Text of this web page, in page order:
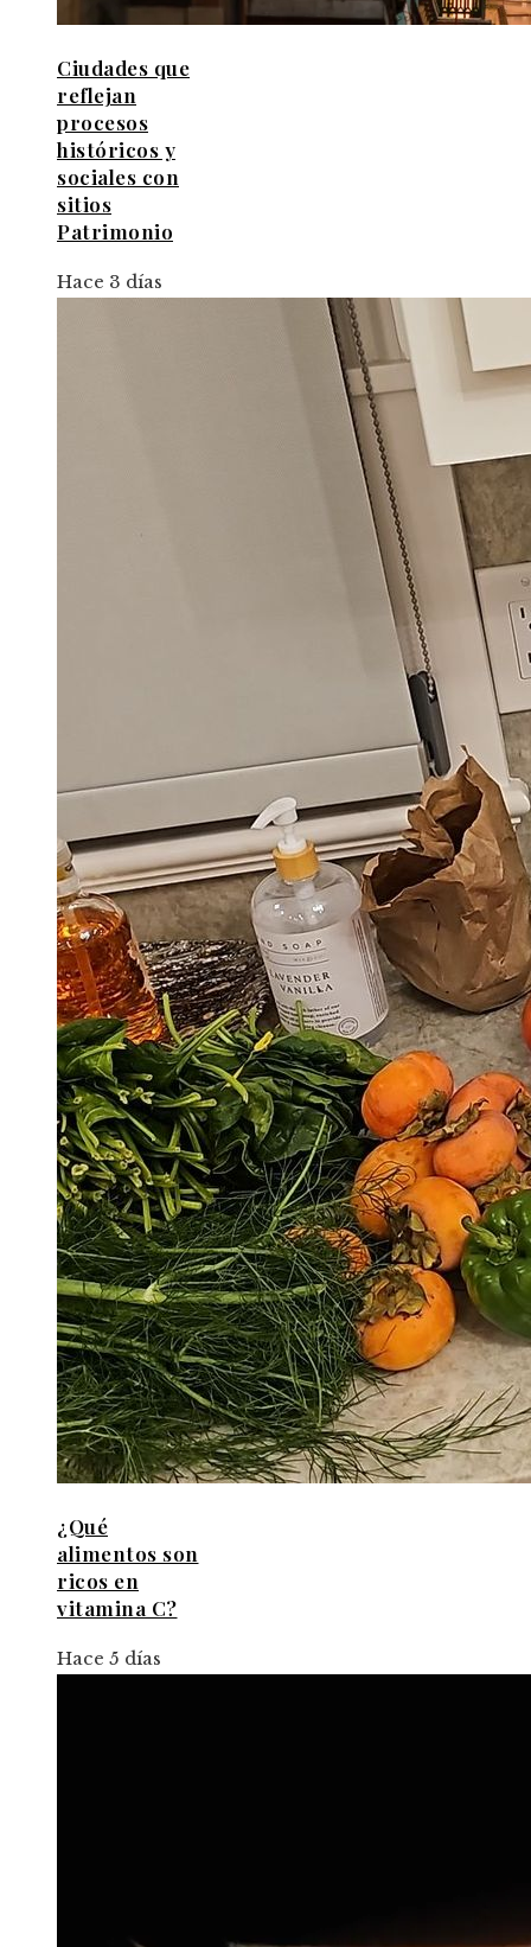
Ciudades que
reflejan
procesos
históricos y
sociales con
sitios
Patrimonio
Hace 3 días
¿Qué
alimentos son
ricos en
vitamina C?
Hace 5 días